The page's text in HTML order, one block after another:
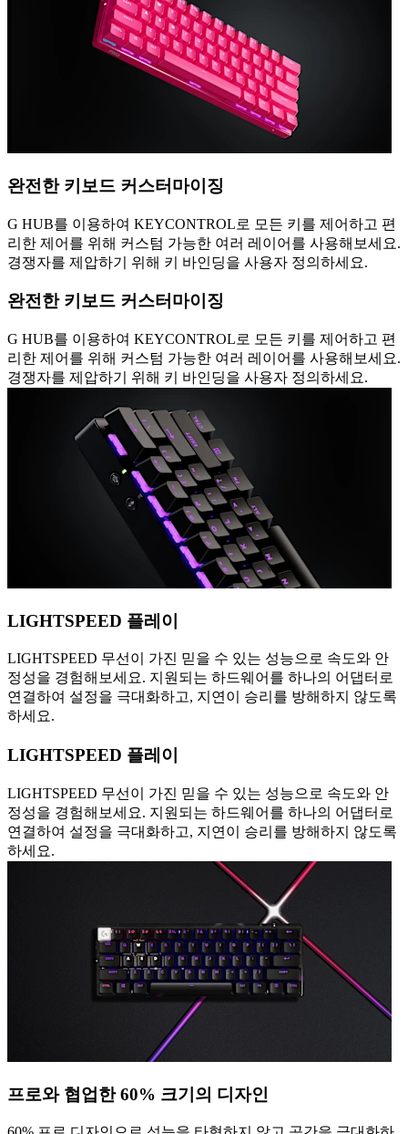
완전한 키보드 커스터마이징
G HUB를 이용하여 KEYCONTROL로 모든 키를 제어하고 편
리한 제어를 위해 커스텀 가능한 여러 레이어를 사용해보세요.
경쟁자를 제압하기 위해 키 바인딩을 사용자 정의하세요.
완전한 키보드 커스터마이징
G HUB를 이용하여 KEYCONTROL로 모든 키를 제어하고 편
리한 제어를 위해 커스텀 가능한 여러 레이어를 사용해보세요.
경쟁자를 제압하기 위해 키 바인딩을 사용자 정의하세요.
LIGHTSPEED 플레이
LIGHTSPEED 무선이 가진 믿을 수 있는 성능으로 속도와 안
정성을 경험해보세요. 지원되는 하드웨어를 하나의 어댑터로
연결하여 설정을 극대화하고, 지연이 승리를 방해하지 않도록
하세요.
LIGHTSPEED 플레이
LIGHTSPEED 무선이 가진 믿을 수 있는 성능으로 속도와 안
정성을 경험해보세요. 지원되는 하드웨어를 하나의 어댑터로
연결하여 설정을 극대화하고, 지연이 승리를 방해하지 않도록
하세요.
프로와 협업한 60% 크기의 디자인